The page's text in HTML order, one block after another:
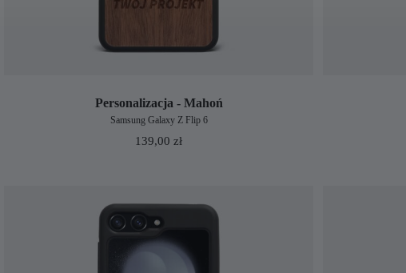
Personalizacja - Mahoń
Samsung Galaxy Z Flip 6
139,00zł